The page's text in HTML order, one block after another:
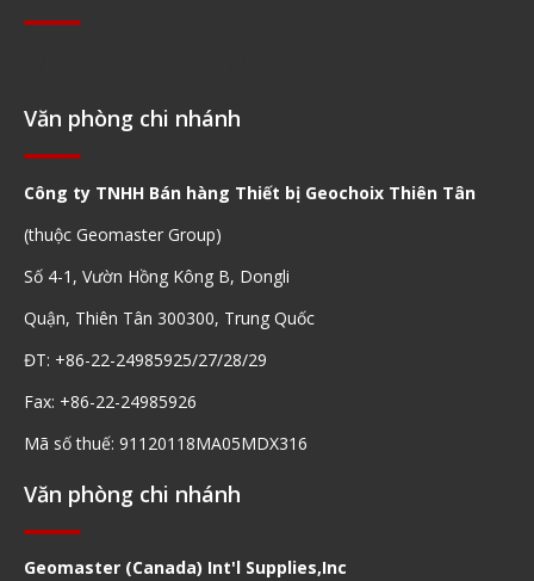
Văn phòng chi nhánh
Công ty TNHH Bán hàng Thiết bị Geochoix Thiên Tân
(thuộc Geomaster Group)
Số 4-1, Vườn Hồng Kông B, Dongli
Quận, Thiên Tân 300300, Trung Quốc
ĐT: +86-22-24985925/27/28/29
Fax: +86-22-24985926
Mã số thuế: 91120118MA05MDX316
Văn phòng chi nhánh
Geomaster (Canada) Int'l Supplies,Inc